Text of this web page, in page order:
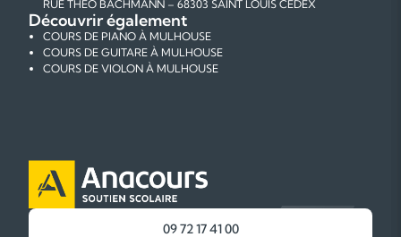
RUE THÉO BACHMANN – 68303 SAINT LOUIS CEDEX
Découvrir également
COURS DE PIANO À MULHOUSE
COURS DE GUITARE À MULHOUSE
COURS DE VIOLON À MULHOUSE
09 72 17 41 00